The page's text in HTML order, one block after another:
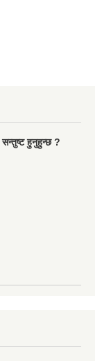
सन्तुष्ट हुनुहुन्छ ?